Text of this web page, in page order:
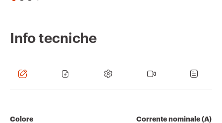
Info tecniche
Colore Corrente nominale (A)